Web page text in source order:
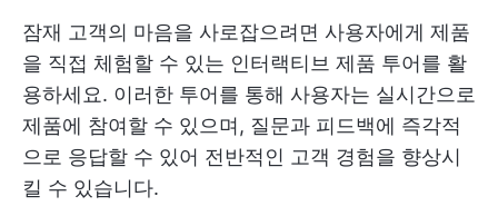
잠재 고객의 마음을 사로잡으려면 사용자에게 제품
을 직접 체험할 수 있는 인터랙티브 제품 투어를 활
용하세요. 이러한 투어를 통해 사용자는 실시간으로
제품에 참여할 수 있으며, 질문과 피드백에 즉각적
으로 응답할 수 있어 전반적인 고객 경험을 향상시
킬 수 있습니다.